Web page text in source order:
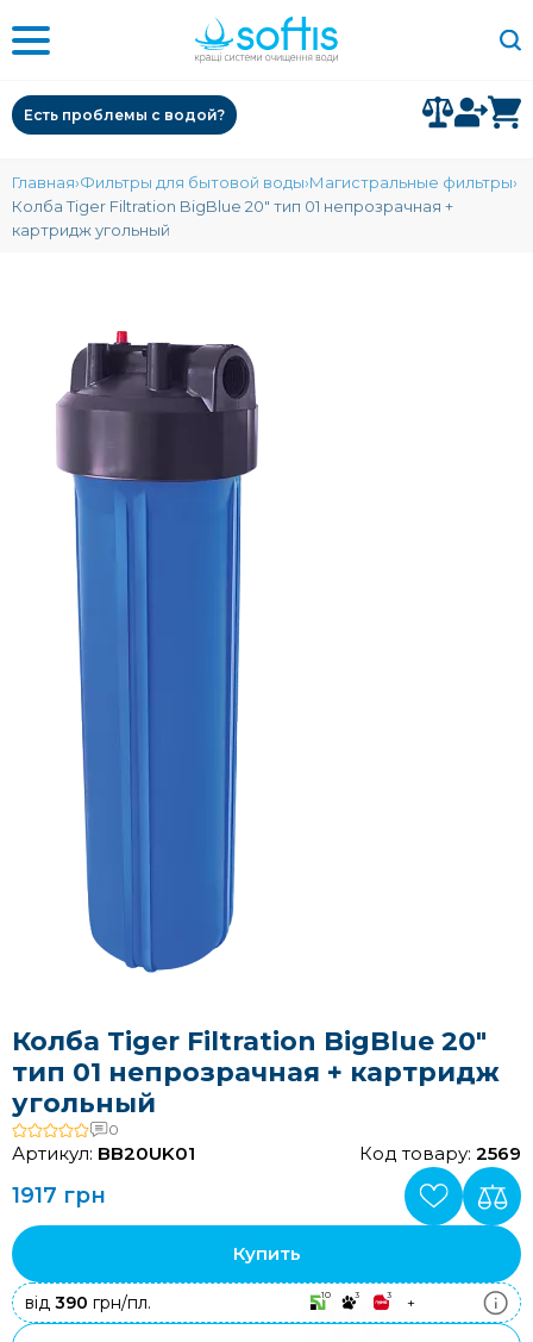
Есть проблемы с водой?
Главная Фильтры для бытовой воды Магистральные фильтры
Колба Tiger Filtration BigBlue 20" тип 01 непрозрачная +
картридж угольный
Колба Tiger Filtration BigBlue 20"
тип 01 непрозрачная + картридж
угольный
0
Артикул: BB20UK01 Код товару: 2569
1917 грн
Купить
від 390 грн/пл. 10 3 3 +